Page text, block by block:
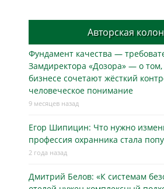
Авторская
Фундамент качества —
Замдиректора «Дозора» — о
бизнесe сочетают жёсткий
человеческое понимание
9 месяцев назад
Егор Шипицин: Что нужно
профессия охранника стала
2 года назад
Дмитрий Белов: «К системам